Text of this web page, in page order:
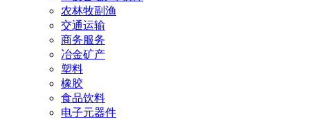
农林牧副渔
交通运输
商务服务
冶金矿产
塑料
橡胶
食品饮料
电子元器件